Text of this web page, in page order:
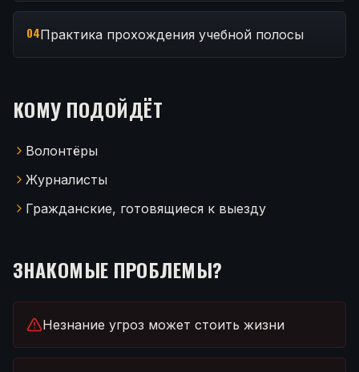
04Практика прохождения учебной полосы
КОМУ ПОДОЙДЁТ
Волонтёры
Журналисты
Гражданские, готовящиеся к выезду
ЗНАКОМЫЕ ПРОБЛЕМЫ?
Незнание угроз может стоить жизни